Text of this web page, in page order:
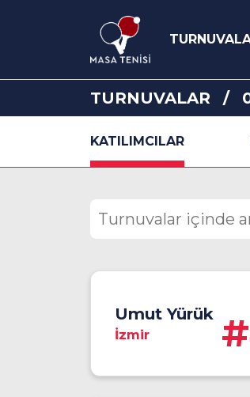
TURNUVALAR
KATILIMCILAR
Umut Yürük
İzmir